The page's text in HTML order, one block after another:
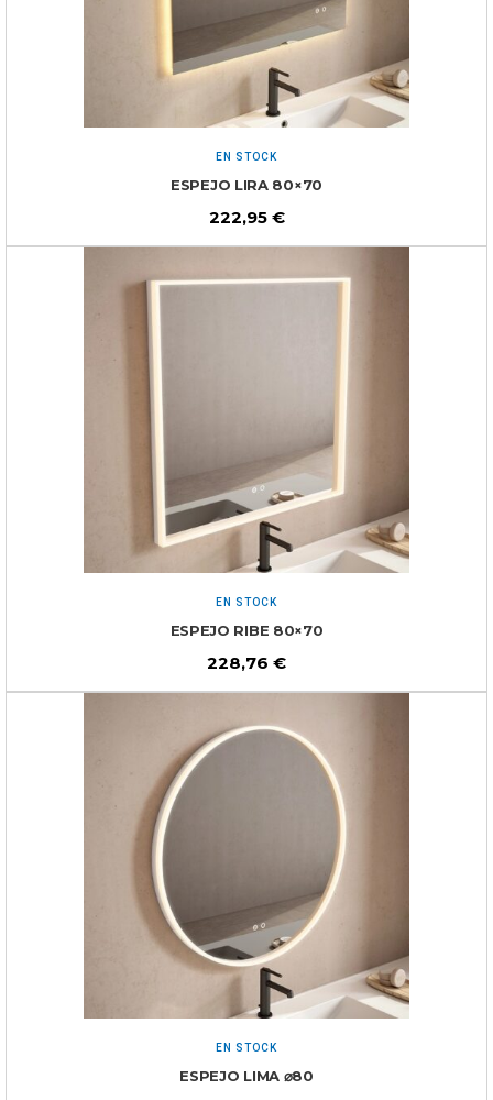
EN STOCK
ESPEJO LIRA 80×70
222,95 €
EN STOCK
ESPEJO RIBE 80×70
228,76 €
EN STOCK
ESPEJO LIMA ⌀80